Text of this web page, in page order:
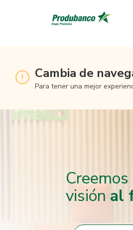
Cambia de
Para tener una mejor
Creemos
visión al